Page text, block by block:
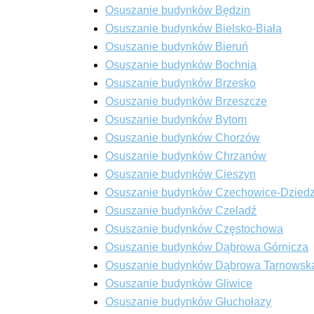
Osuszanie budynków Będzin
Osuszanie budynków Bielsko-Biała
Osuszanie budynków Bieruń
Osuszanie budynków Bochnia
Osuszanie budynków Brzesko
Osuszanie budynków Brzeszcze
Osuszanie budynków Bytom
Osuszanie budynków Chorzów
Osuszanie budynków Chrzanów
Osuszanie budynków Cieszyn
Osuszanie budynków Czechowice-
Osuszanie budynków Czeladź
Osuszanie budynków Częstochowa
Osuszanie budynków Dąbrowa Górnicza
Osuszanie budynków Dąbrowa
Osuszanie budynków Gliwice
Osuszanie budynków Głuchołazy